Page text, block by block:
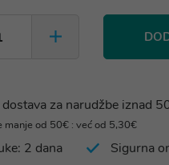
za narudžbe iznad
manje od 50€ : već od 5,30€
2 dana Sigurna